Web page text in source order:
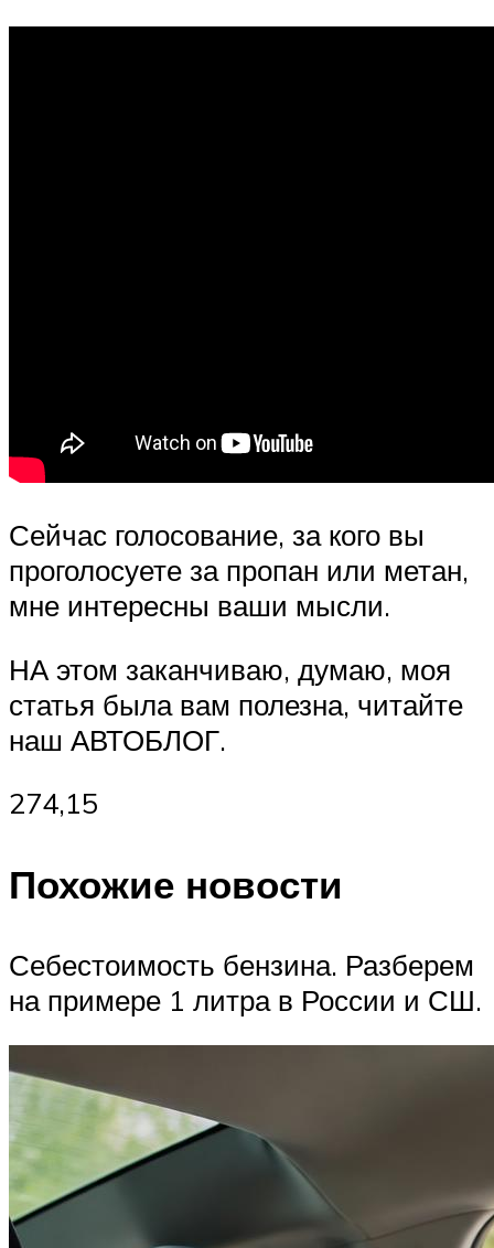
Сейчас голосование, за кого вы
проголосуете за пропан или метан,
мне интересны ваши мысли.
НА этом заканчиваю, думаю, моя
статья была вам полезна, читайте
наш АВТОБЛОГ.
274,15
Похожие новости
Себестоимость бензина. Разберем
на примере 1 литра в России и СШ.